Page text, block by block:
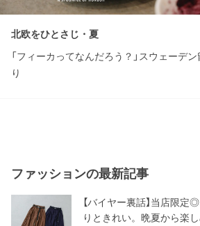
北欧をひとさじ・夏
「フィーカってなんだろう？」スウェーデ
り
ファッションの最新記事
【バイヤー裏話】当店限
りときれい。晩夏から楽